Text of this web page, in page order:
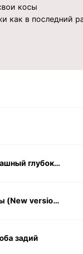
косы
как в последний
Забудь как страшный глубокий сон
Эти белые розы (New version 2024)
задий